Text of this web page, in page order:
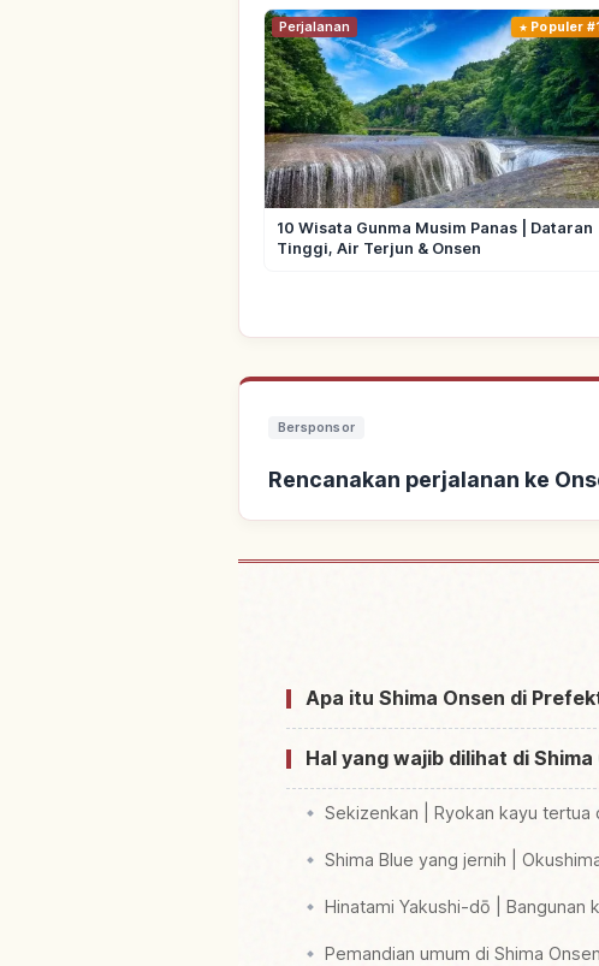
Perjalanan Populer #1
10 Wisata Gunma Musim Panas | Dataran
Tinggi, Air Terjun & Onsen
Bersponsor
Rencanakan perjalanan ke
Apa itu Shima Onsen di
Hal yang wajib dilihat di Shima
Sekizenkan | Ryokan kayu tertua
Shima Blue yang jernih |
Hinatami Yakushi-dō | Bangunan
Pemandian umum di Shima Onsen